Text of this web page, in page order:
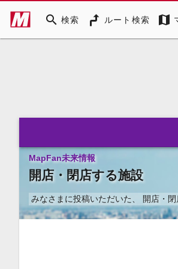
search 検索 ルート検索 map
MapFan未来情報
開店・閉店する施設
みなさまに投稿いただいた、 開店・